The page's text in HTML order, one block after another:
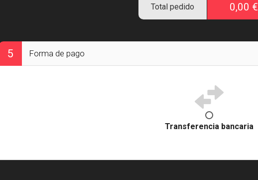
Total pedido 0,00 €
5 Forma de pago
Transferencia bancaria